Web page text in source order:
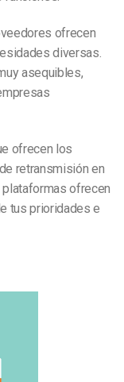
ofrecen
diversas.
asequibles,
ofrecen los
retransmisión en
ofrecen
tus prioridades e